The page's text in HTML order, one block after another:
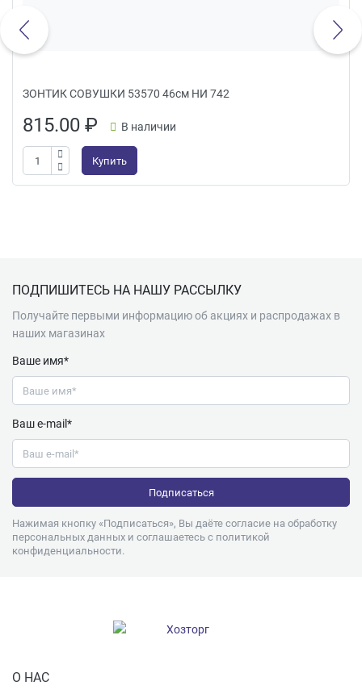
ЗОНТИК СОВУШКИ 53570 46см НИ 742
815.00₽ В наличии
Купить
ПОДПИШИТЕСЬ НА НАШУ РАССЫЛКУ
Получайте первыми информацию об акциях и распродажах в
наших магазинах
Ваше имя*
Ваш e-mail*
Нажимая кнопку «Подписаться», Вы даёте согласие на обработку
персональных данных и соглашаетесь с политикой
конфиденциальности.
О НАС